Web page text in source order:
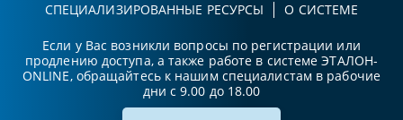
СПЕЦИАЛИЗИРОВАННЫЕ РЕСУРСЫ
О СИСТЕМЕ
Если у Вас возникли вопросы по регистрации или
продлению доступа, а также работе в системе ЭТАЛОН-
ONLINE, обращайтесь к нашим специалистам в рабочие
дни с 9.00 до 18.00